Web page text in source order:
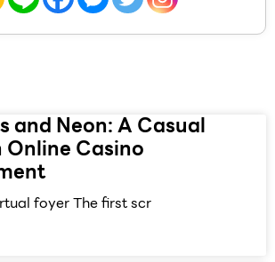
and Neon: A Casual
Online Casino
foyer The first scr